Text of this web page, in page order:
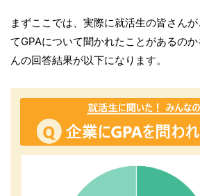
まずここでは、実際に就活生の皆さん
てGPAについて聞かれたことがあるの
んの回答結果が以下になります。